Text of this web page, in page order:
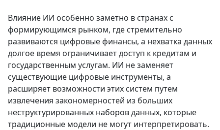
Влияние ИИ особенно заметно в странах с
формирующимся рынком, где стремительно
развиваются цифровые финансы, а нехватка данных
долгое время ограничивает доступ к кредитам и
государственным услугам. ИИ не заменяет
существующие цифровые инструменты, а
расширяет возможности этих систем путем
извлечения закономерностей из больших
неструктурированных наборов данных, которые
традиционные модели не могут интерпретировать.